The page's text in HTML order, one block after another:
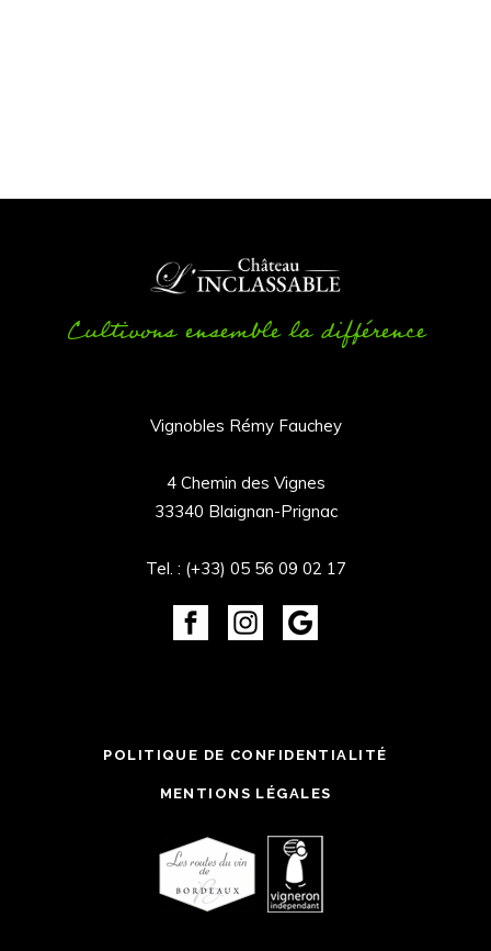
Vignobles Rémy Fauchey
4 Chemin des Vignes
33340 Blaignan-Prignac
Tel. : (+33) 05 56 09 02 17
Cultivons ensemble la différence
POLITIQUE DE CONFIDENTIALITÉ
MENTIONS LÉGALES